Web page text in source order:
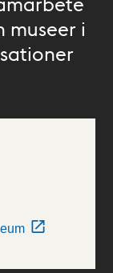
museer i